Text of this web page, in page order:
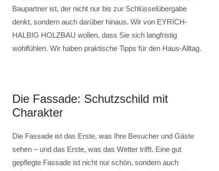
Baupartner ist, der nicht nur bis zur Schlüsselübergabe
denkt, sondern auch darüber hinaus. Wir von EYRICH-
HALBIG HOLZBAU wollen, dass Sie sich langfristig
wohlfühlen. Wir haben praktische Tipps für den Haus-Alltag.
Die Fassade: Schutzschild mit
Charakter
Die Fassade ist das Erste, was Ihre Besucher und Gäste
sehen – und das Erste, was das Wetter trifft. Eine gut
gepflegte Fassade ist nicht nur schön, sondern auch